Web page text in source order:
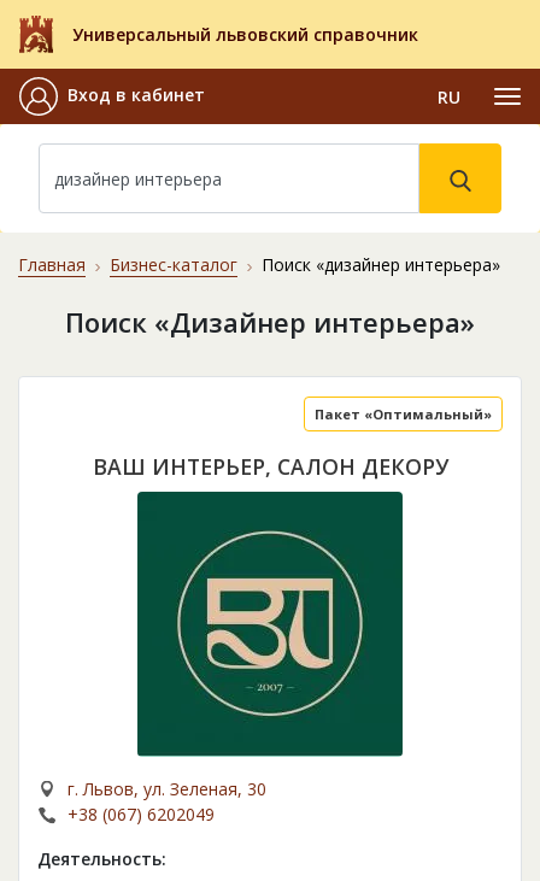
Универсальный львовский справочник
Вход в кабинет RU
Главная Бизнес-каталог Поиск «дизайнер интерьера»
Поиск «Дизайнер интерьера»
ВАШ ИНТЕРЬЕР, САЛОН ДЕКОРУ
Пакет «Оптимальный»
г. Львов, ул. Зеленая, 30
+38 (067) 6202049
Деятельность: